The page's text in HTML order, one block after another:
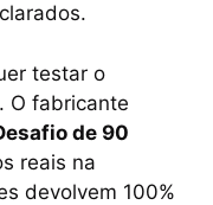
testar o
O fabricante
de 90
reais na
devolvem 100%